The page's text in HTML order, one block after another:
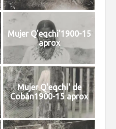
Mujer Q'eqchi'1900-15
aprox
Mujer Q'eqchi' de
Cobán1900-15 aprox